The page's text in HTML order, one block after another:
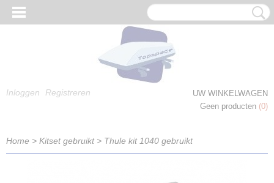
Inloggen Registreren
UW WINKELWAGEN
Geen producten (0)
Home > Kitset gebruikt> Thule kit 1040 gebruikt